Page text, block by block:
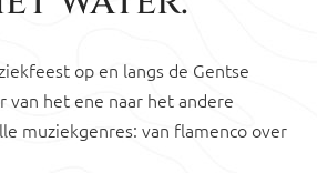
op en langs de Gentse
van het ene naar het andere
muziekgenres: van flamenco over